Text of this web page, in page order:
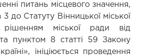
питань місцевого значення,
до Статуту Вінницької міської
рішенням міської ради від
пунктом 8 статті 59 Закону
ініціюється проведення